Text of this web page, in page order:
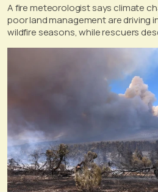
A fire meteorologist says climate
poor land management are driving
wildfire seasons, while rescuers